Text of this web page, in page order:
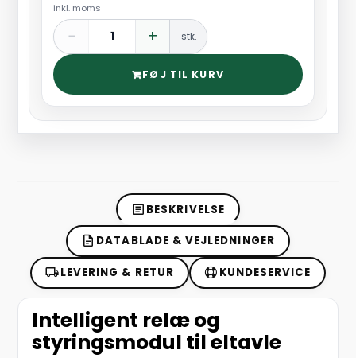
inkl. moms
− + stk.
FØJ TIL KURV
BESKRIVELSE
DATABLADE & VEJLEDNINGER
LEVERING & RETUR KUNDESERVICE
Intelligent relæ og
styringsmodul til eltavle